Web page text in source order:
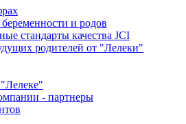
и родов
стандарты качества JCI
родителей от "Лелеки"
- партнеры